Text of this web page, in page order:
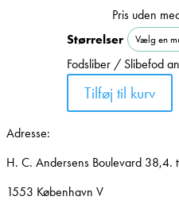
Pris uden
Størrelser
Fodsliber / Slibefod
Tilføj til kurv
Adresse:
H. C. Andersens Boulevard 38,4.
1553 København V